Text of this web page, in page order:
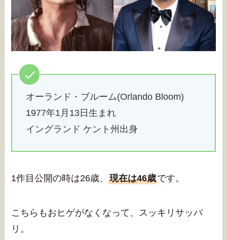
オーランド・ブルーム(Orlando Bloom)
1977年1月13日生まれ
イングランド ケント州出身
1作目公開の時は26歳、現在は46歳です。
こちらもおヒゲがなくなって、スッキリサッパ
リ。